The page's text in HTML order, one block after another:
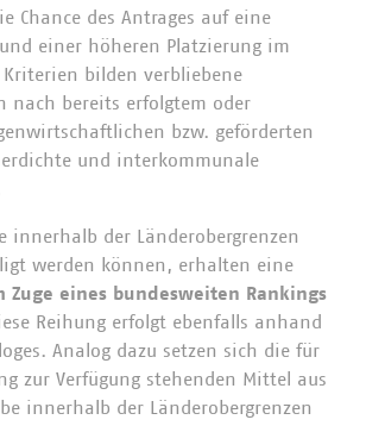
Chance des Antrages auf eine
einer höheren Platzierung im
Kriterien bilden verbliebene
nach bereits erfolgtem oder
bzw. geförderten
und interkommunale
innerhalb der Länderobergrenzen
werden können, erhalten eine
Zuge eines bundesweiten Rankings
Reihung erfolgt ebenfalls anhand
Analog dazu setzen sich die für
zur Verfügung stehenden Mittel aus
innerhalb der Länderobergrenzen